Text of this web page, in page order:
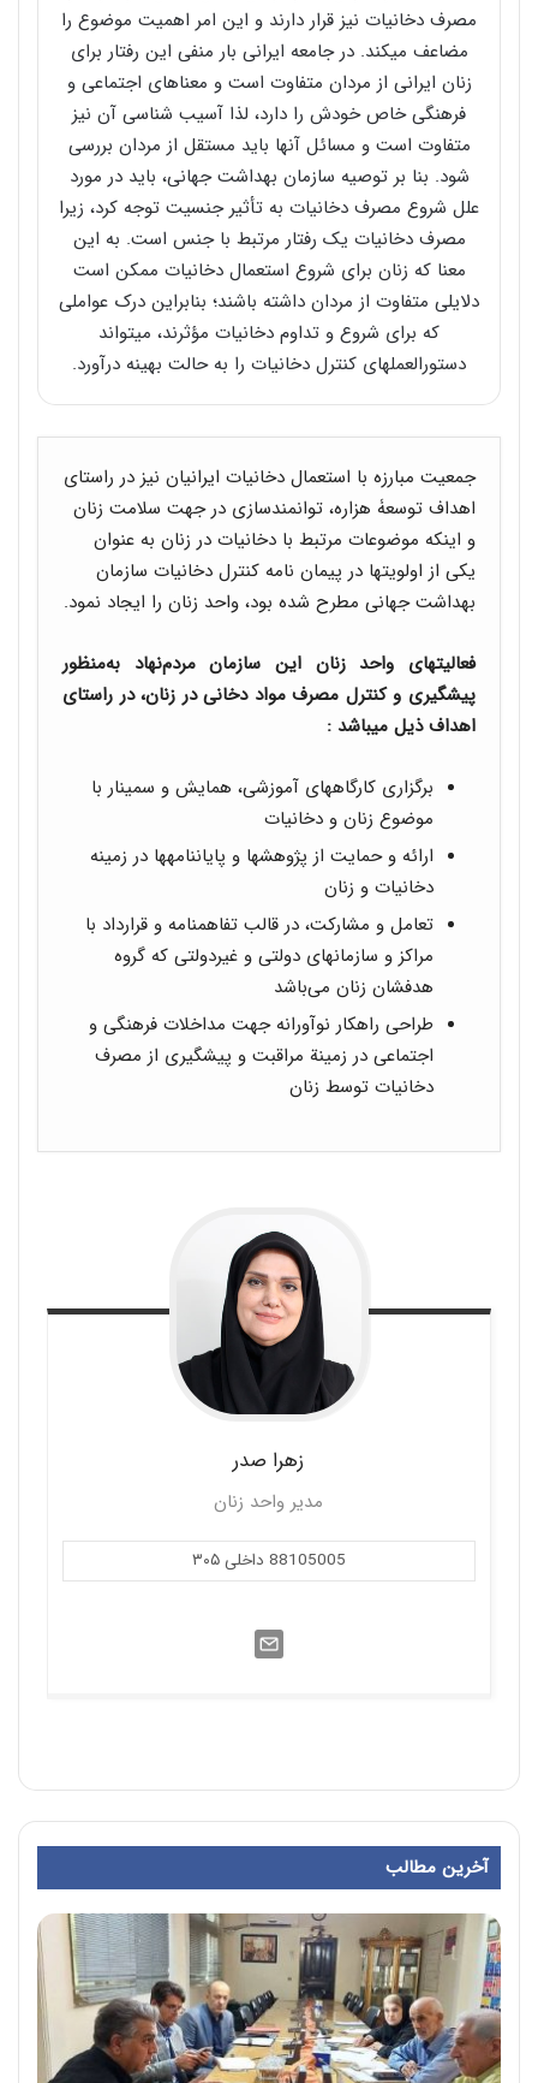
مصرف دخانیات نیز قرار دارند و این امر اهمیت موضوع را
مضاعف می­کند. در جامعه ایرانی بار منفی این رفتار برای
زنان ایرانی از مردان متفاوت است و معناهای اجتماعی و
فرهنگی خاص خودش را دارد، لذا آسیب­ شناسی آن نیز
متفاوت است و مسائل آنها باید مستقل از مردان بررسی
شود. بنا بر توصیه سازمان بهداشت جهانی، باید در مورد
علل شروع مصرف دخانیات به تأثیر جنسیت توجه کرد، زیرا
مصرف دخانیات یک رفتار مرتبط با جنس است. به این
معنا که زنان برای شروع استعمال دخانیات ممکن است
دلایلی متفاوت از مردان داشته باشند؛ بنابراین درک عواملی
که برای شروع و تداوم دخانیات مؤثرند، می­تواند
دستورالعمل­های کنترل دخانیات را به حالت بهینه در­آورد.
جمعیت مبارزه با استعمال دخانیات ایرانیان نیز در راستای
اهداف توسعۀ هزاره، توانمندسازی در جهت سلامت زنان
و اینکه موضوعات مرتبط با دخانیات در زنان به­ عنوان
یکی از اولویت­ها در پیمان­ نامه کنترل دخانیات سازمان
بهداشت جهانی مطرح شده بود، واحد زنان را ایجاد نمود.
فعالیت­های واحد زنان این سازمان مردم‌نهاد به‌منظور
پیشگیری و کنترل مصرف مواد دخانی در زنان، در راستای
اهداف ذیل می­باشد :
برگزاری کارگاه­های آموزشی، همایش و سمینار با
موضوع زنان و دخانیات
ارائه و حمایت از پژوهش­ها و پایان­نامه­ها در زمینه
دخانیات و زنان
تعامل و مشارکت، در قالب تفاهم­نامه و قرارداد با
مراکز و سازمان­های دولتی و غیردولتی که گروه
هدفشان زنان می‌باشد
طراحی راهکار نوآورانه جهت مداخلات فرهنگی و
اجتماعی در زمینة مراقبت و پیشگیری از مصرف
دخانیات توسط زنان
زهرا صدر
مدیر واحد زنان
آخرین مطالب